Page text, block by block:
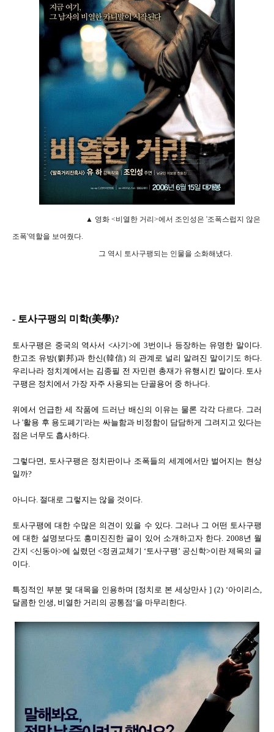
▲ 영화 <비열한 거리>에서 조인성은 '조폭스럽지 않은
조폭'역할을 보여줬다.
그 역시 토사구팽되는 인물을 소화해냈다.
- 토사구팽의 미학(美學)?
토사구팽은 중국의 역사서 <사기>에 3번이나 등장하는 유명한 말이다.
한고조 유방(劉邦)과 한신(韓信) 의 관계로 널리 알려진 말이기도 하다.
우리나라 정치계에서는 김종필 전 자민련 총재가 유행시킨 말이다. 토사
구팽은 정치에서 가장 자주 사용되는 단골용어 중 하나다.
위에서 언급한 세 작품에 드러난 배신의 이유는 물론 각각 다르다. 그러
나 '활용 후 용도폐기'라는 싸늘함과 비정함이 담담하게 그려지고 있다는
점은 너무도 흡사하다.
그렇다면, 토사구팽은 정치판이나 조폭들의 세계에서만 벌어지는 현상
일까?
아니다. 절대로 그렇지는 않을 것이다.
토사구팽에 대한 수많은 의견이 있을 수 있다. 그러나 그 어떤 토사구팽
에 대한 설명보다도 흥미진진한 글이 있어 소개하고자 한다. 2008년 월
간지 <신동아>에 실렸던 <정권교체기 ‘토사구팽’ 공신학>이란 제목의 글
이다.
특징적인 부분 몇 대목을 인용하며 [정치로 본 세상만사 ] (2) ‘아이리스,
달콤한 인생, 비열한 거리의 공통점‘을 마무리한다.